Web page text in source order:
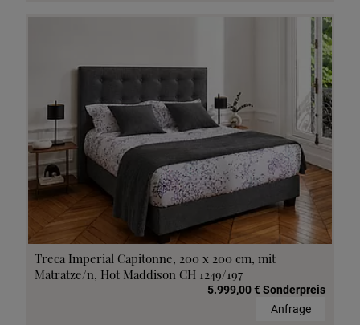
Treca Imperial Capitonne, 200 x 200 cm, mit
Matratze/n, Hot Maddison CH 1249/197
5.999,00 € Sonderpreis
Anfrage